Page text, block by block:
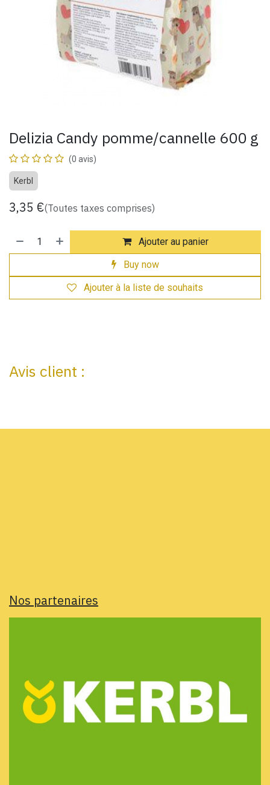
Delizia Candy pomme/cannelle 600 g
(0 avis)
Kerbl
3,35 €(Toutes taxes comprises)
Ajouter au panier
Buy now
Ajouter à la liste de souhaits
Avis client :
Nos partenaires